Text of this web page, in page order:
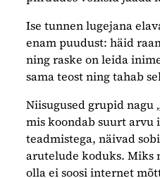
Ise tunnen lugejana
enam puudust: häid
ning raske on leida
sama teost ning tahab
Niisugused grupid nagu
mis koondab suurt
teadmistega, näivad
arutelude koduks. Miks
olla ei soosi internet